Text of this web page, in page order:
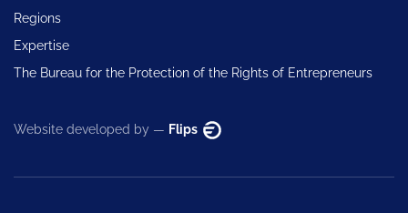
Regions
Expertise
The Bureau for the Protection of the Rights of Entrepreneurs
Website developed by — Flips